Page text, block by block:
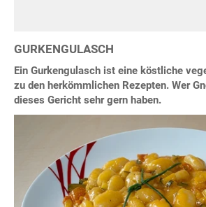
GURKENGULASCH
Ein Gurkengulasch ist eine köstliche
zu den herkömmlichen Rezepten. Wer
dieses Gericht sehr gern haben.